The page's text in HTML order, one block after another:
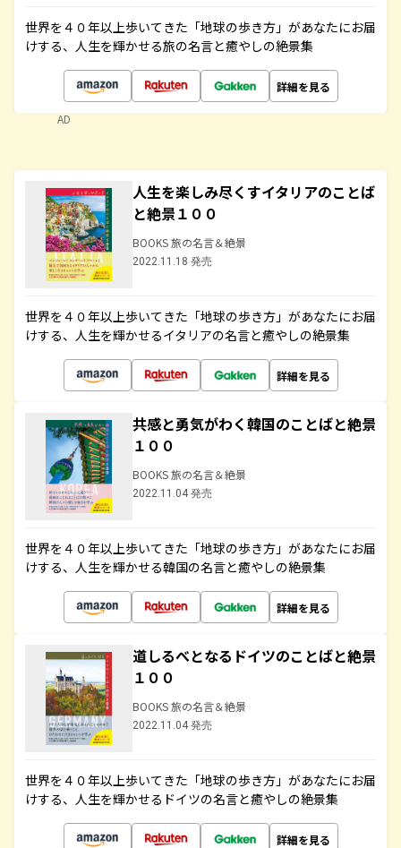
世界を４０年以上歩いてきた「地球の歩き方」があなたにお届
けする、人生を輝かせる旅の名言と癒やしの絶景集
詳細を見る
AD
人生を楽しみ尽くすイタリアのことば
と絶景１００
BOOKS 旅の名言＆絶景
2022.11.18 発売
世界を４０年以上歩いてきた「地球の歩き方」があなたにお届
けする、人生を輝かせるイタリアの名言と癒やしの絶景集
詳細を見る
共感と勇気がわく韓国のことばと絶景
１００
BOOKS 旅の名言＆絶景
2022.11.04 発売
世界を４０年以上歩いてきた「地球の歩き方」があなたにお届
けする、人生を輝かせる韓国の名言と癒やしの絶景集
詳細を見る
道しるべとなるドイツのことばと絶景
１００
BOOKS 旅の名言＆絶景
2022.11.04 発売
世界を４０年以上歩いてきた「地球の歩き方」があなたにお届
けする、人生を輝かせるドイツの名言と癒やしの絶景集
詳細を見る